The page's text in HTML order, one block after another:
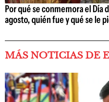
Por qué se conmemora el Día
agosto, quién fue y qué se le
MÁS NOTICIAS DE